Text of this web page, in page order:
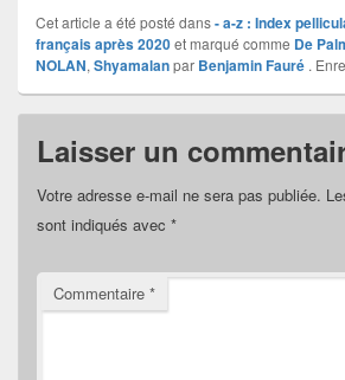
Cet article a été posté dans- a-z : Index
français après 2020et marqué comme De
NOLAN, Shyamalanpar Benjamin Fauré .
Laisser un
Votre adresse e-mail ne sera pas publiée.
sont indiqués avec *
Commentaire *